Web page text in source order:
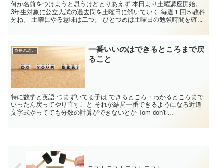
何か名前をつけようと思うけどとりあえず 本日より土曜講座開始。
3年生対象に公立入試の過去問を土曜日に解いていく 毎週１回５教科
分ね。 土曜にやる意味は二つ。 ひとつめは土曜日の勉強時間を確...
塾長の思い
一番いいのはできるところまで戻
ること
特に数学と英語 つまずいてる子は できるところ・わかるところまで
いったん戻ってやり直すこと それが結局一番できるようになる近道
文字式やってても分数の計算ができないとか Tom don't ...